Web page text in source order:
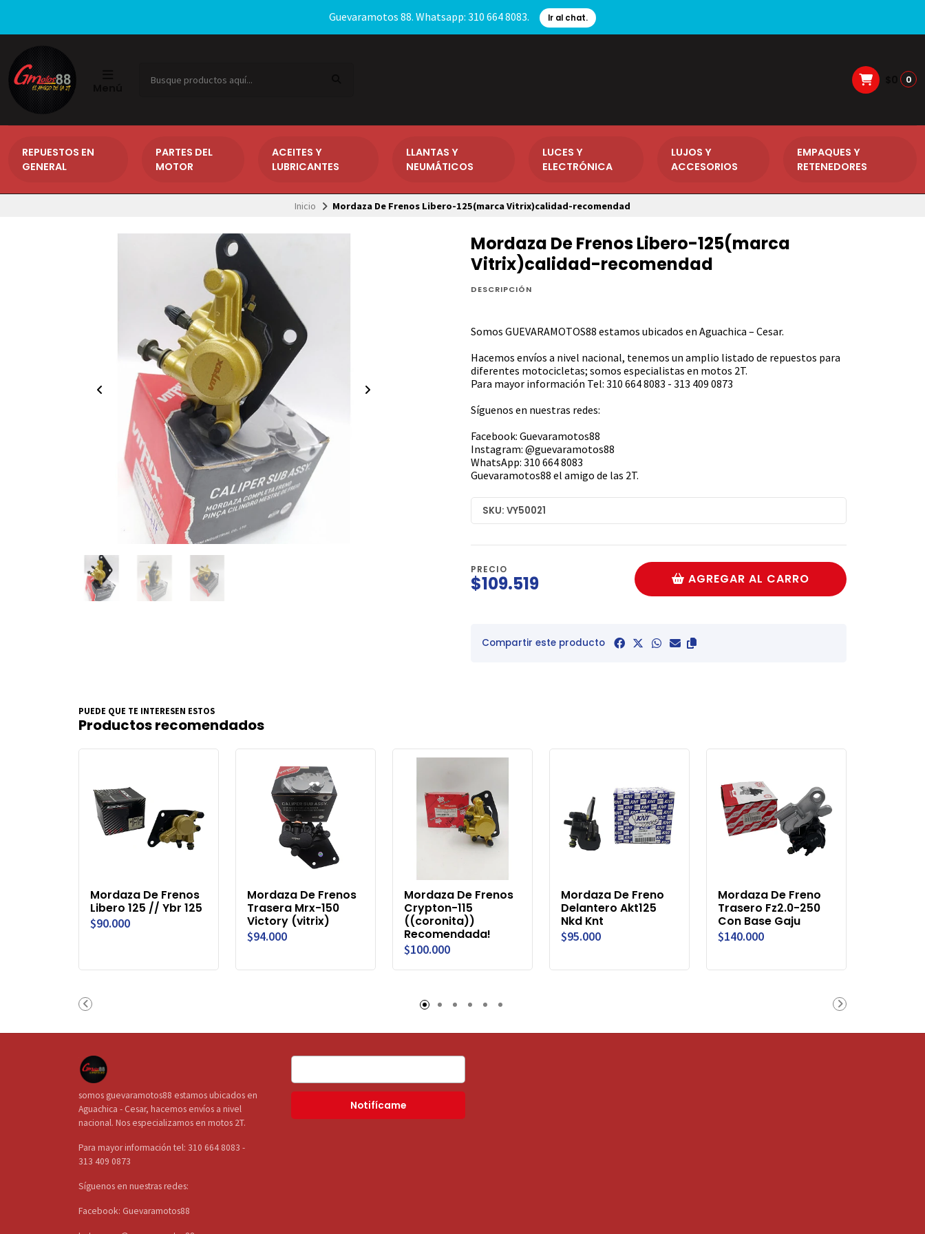
Guevaramotos 88. Whatsapp: 310 664 8083. Ir al chat.
0
REPUESTOS EN
GENERAL
PARTES DEL
MOTOR
ACEITES Y
LUBRICANTES
LLANTAS Y
NEUMÁTICOS
LUCES Y
ELECTRÓNICA
LUJOS Y
ACCESORIOS
EMPAQUES Y
RETENEDORES
Inicio Mordaza De Frenos Libero-125(marca Vitrix)calidad-recomendad
Mordaza De Frenos Libero-125(marca
Vitrix)calidad-recomendad
DESCRIPCIÓN
Somos GUEVARAMOTOS88 estamos ubicados en Aguachica – Cesar.
Hacemos envíos a nivel nacional, tenemos un amplio listado de repuestos para
diferentes motocicletas; somos especialistas en motos 2T.
Para mayor información Tel: 310 664 8083 - 313 409 0873
Síguenos en nuestras redes:
Facebook: Guevaramotos88
Instagram: @guevaramotos88
WhatsApp: 310 664 8083
Guevaramotos88 el amigo de las 2T.
SKU: VY50021
PRECIO
$109.519 AGREGAR AL CARRO
Compartir este producto
PUEDE QUE TE INTERESEN ESTOS
Productos recomendados
Mordaza De Frenos
Libero 125 // Ybr 125
$90.000
Mordaza De Frenos
Trasera Mrx-150
Victory (vitrix)
$94.000
Mordaza De Frenos
Crypton-115
((coronita))
Recomendada!
$100.000
Mordaza De Freno
Delantero Akt125
Nkd Knt
$95.000
Mordaza De Freno
Trasero Fz2.0-250
Con Base Gaju
$140.000
somos guevaramotos88 estamos ubicados en
Aguachica - Cesar, hacemos envíos a nivel
nacional. Nos especializamos en motos 2T.
Para mayor información tel: 310 664 8083 -
313 409 0873
Síguenos en nuestras redes:
Facebook: Guevaramotos88
Notifícame